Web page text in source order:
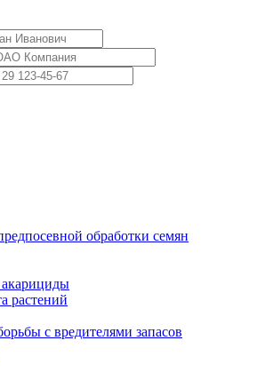
обработки семян
растений
с вредителями запасов